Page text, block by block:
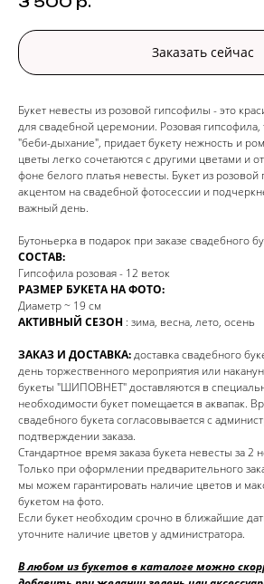
Заказать сейчас
Букет невесты из розовой гипсофилы - это
для свадебной церемонии. Розовая гипсофила,
"беби-дыхание", придает букету нежность и
цветы легко сочетаются с другими цветами и
фоне белого платья невесты. Букет из
акцентом на свадебной фотосессии и
важный день.
Бутоньерка в подарок при заказе свадебного
СОСТАВ:
Гипсофила розовая - 12 веток
РАЗМЕР БУКЕТА НА ФОТО:
Диаметр ~ 19 см
АКТИВНЫЙ СЕЗОН : зима, весна, лето, осень
ЗАКАЗ И ДОСТАВКА:доставка свадебного
день торжественного мероприятия или
букеты "ШИПОВНЕТ" доставляются в
необходимости букет помещается в аквапак.
свадебного букета согласовывается с
подтверждении заказа.
Стандартное время заказа букета невесты за
Только при оформлении предварительного
мы можем гарантировать наличие цветов и
букетом на фото.
Если букет необходим срочно в ближайшие
уточните наличие цветов у администратора.
В любом из букетов в каталоге можно